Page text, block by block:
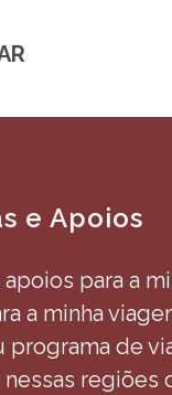
e Apoios
para a
a minha
programa de
nessas regiões